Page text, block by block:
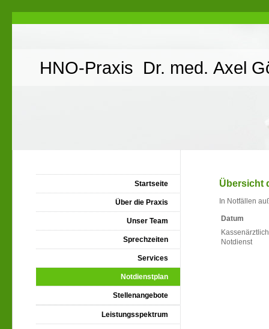
HNO-Praxis Dr. med. Axel
Übersicht
In Notfällen
Datum
Notdienst
Startseite
Über die Praxis
Unser Team
Sprechzeiten
Services
Notdienstplan
Stellenangebote
Leistungsspektrum